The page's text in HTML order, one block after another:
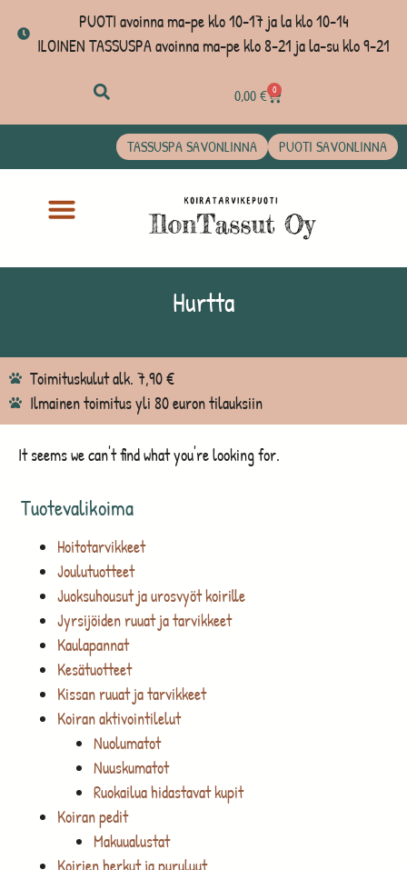
PUOTI avoinna ma-pe klo 10-17 ja la klo 10-14
ILOINEN TASSUSPA avoinna ma-pe klo 8-21 ja la-su klo 9-21
0,00€ 0
TASSUSPA SAVONLINNA PUOTI SAVONLINNA
Hurtta
Toimituskulut alk. 7,90 €
Ilmainen toimitus yli 80 euron tilauksiin
Tuotevalikoima
Hoitotarvikkeet
Joulutuotteet
Juoksuhousut ja urosvyöt koirille
Jyrsijöiden ruuat ja tarvikkeet
Kaulapannat
Kesätuotteet
Kissan ruuat ja tarvikkeet
Koiran aktivointilelut
Nuolumatot
Nuuskumatot
Ruokailua hidastavat kupit
Koiran pedit
Makuualustat
It seems we can't find what you're looking for.